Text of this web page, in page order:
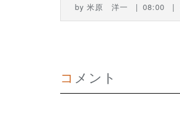
by 米原 洋一 08:00
コメント